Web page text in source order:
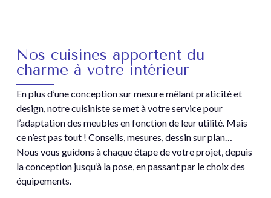
Nos cuisines apportent du
charme à votre intérieur
En plus d’une conception sur mesure mêlant praticité et
design, notre cuisiniste se met à votre service pour
l’adaptation des meubles en fonction de leur utilité. Mais
ce n’est pas tout ! Conseils, mesures, dessin sur plan…
Nous vous guidons à chaque étape de votre projet, depuis
la conception jusqu’à la pose, en passant par le choix des
équipements.